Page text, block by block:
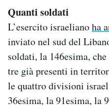
Quanti soldati
L’esercito israelianoha
inviato nel sud del
soldati, la 146esima,
tre già presenti in
le quattro divisioni
36esima, la 91esima, la